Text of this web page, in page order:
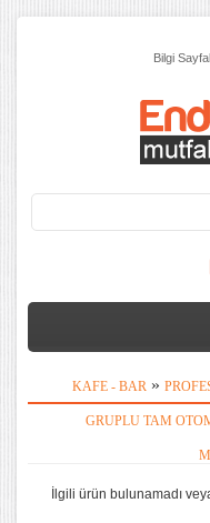
Bilgi
KAFE - BAR »
GRUPLU TAM
İlgili ürün bulunamadı